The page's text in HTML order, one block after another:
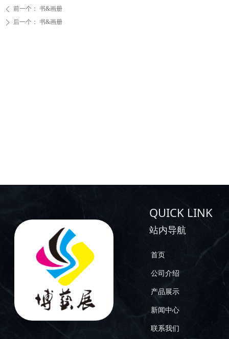
ꄴ 前一个： 书&画册
ꄲ 后一个： 书&画册
QUICK LINK
站内导航
首页
公司介绍
产品展示
新闻中心
联系我们